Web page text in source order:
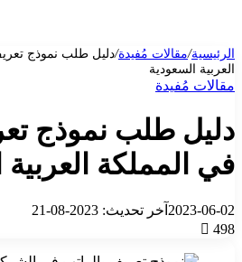
الرئيسية/مقالات مُفيدة/دليل طلب نموذج
العربية السعودية
مقالات مُفيدة
دليل طلب نموذج
في المملكة العربية
2023-06-02 آخر تحديث: 2023-08-21
498